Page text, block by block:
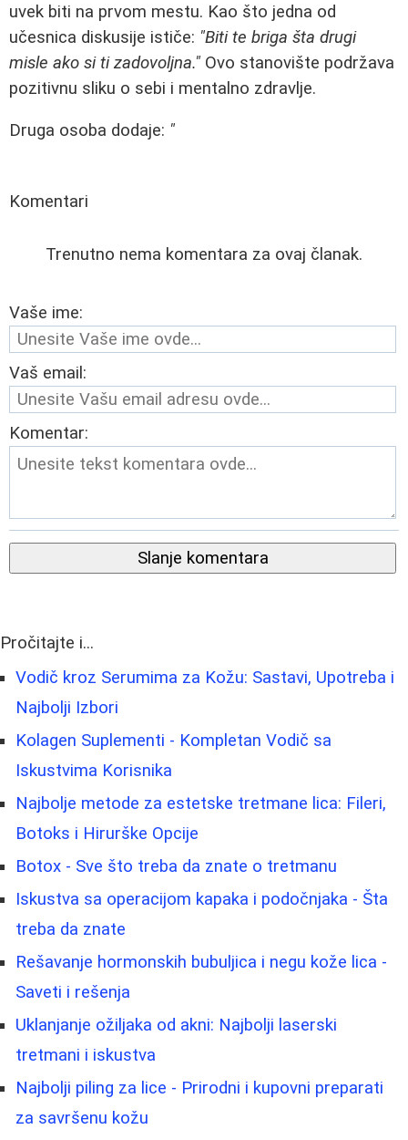
uvek biti na prvom mestu. Kao što jedna od
učesnica diskusije ističe: "Biti te briga šta drugi
misle ako si ti zadovoljna." Ovo stanovište podržava
pozitivnu sliku o sebi i mentalno zdravlje.
Druga osoba dodaje: "
Komentari
Trenutno nema komentara za ovaj članak.
Vaše ime:
Vaš email:
Komentar:
Slanje komentara
Pročitajte i...
Vodič kroz Serumima za Kožu: Sastavi, Upotreba i
Najbolji Izbori
Kolagen Suplementi - Kompletan Vodič sa
Iskustvima Korisnika
Najbolje metode za estetske tretmane lica: Fileri,
Botoks i Hirurške Opcije
Botox - Sve što treba da znate o tretmanu
Iskustva sa operacijom kapaka i podočnjaka - Šta
treba da znate
Rešavanje hormonskih bubuljica i negu kože lica -
Saveti i rešenja
Uklanjanje ožiljaka od akni: Najbolji laserski
tretmani i iskustva
Najbolji piling za lice - Prirodni i kupovni preparati
za savršenu kožu